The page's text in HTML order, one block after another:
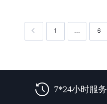
1 … 6
7*24小时服务